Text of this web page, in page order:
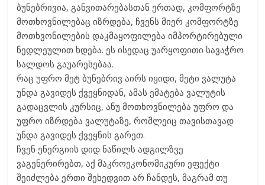
ბუნებრივია, განვითარებასთან ერთად, კომფორტზე
მოთხოვნილებაც იზრდება, ჩვენს მიერ კომფორტზე
მოთხვონილების დაკმაყოფილება იმპორტირებული
ნედლეულით ხდება. ეს ისედაც უარყოფითი სავაჭრო
სალდოს გაუარესებაა.
რაც უფრო მეტ ბუნებრივ აირს იყიდი, მეტი ვალუტა
უნდა გავიდეს ქვეყნიდან, ამას ემატება ვალუტის
გადაცვლის კურსიც, ანუ მოთხოვნილება უფრო და
უფრო იზრდება ვალუტაზე, რომლეიც თავისთავად
უნდა გავიდეს ქვეყნის გარეთ.
ჩვენ ენერგიის დიდ ნაწილს ადგილზვე
ვაგენერირებთ, აქ მაკროეკონომიკური ეფექტი
შეიძლება ერთი შეხედვით არ ჩანდეს, მაგრამ თუ